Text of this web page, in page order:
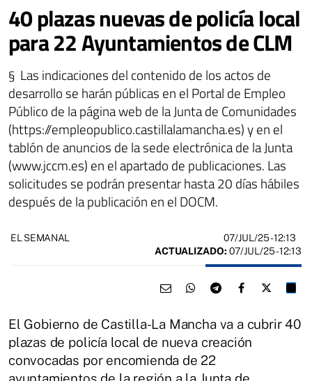
40 plazas nuevas de policía local
para 22 Ayuntamientos de CLM
§ Las indicaciones del contenido de los actos de
desarrollo se harán públicas en el Portal de Empleo
Público de la página web de la Junta de Comunidades
(https://empleopublico.castillalamancha.es) y en el
tablón de anuncios de la sede electrónica de la Junta
(www.jccm.es) en el apartado de publicaciones. Las
solicitudes se podrán presentar hasta 20 días hábiles
después de la publicación en el DOCM.
EL SEMANAL 07/JUL/25- 12:13
ACTUALIZADO: 07/JUL/25 - 12:13
El Gobierno de Castilla-La Mancha va a cubrir 40
plazas de policía local de nueva creación
convocadas por encomienda de 22